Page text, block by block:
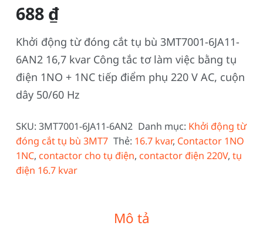
688 ₫
Khởi động từ đóng cắt tụ bù 3MT7001-6JA11-
6AN2 16,7 kvar Công tắc tơ làm việc bằng tụ
điện 1NO + 1NC tiếp điểm phụ 220 V AC, cuộn
dây 50/60 Hz
SKU: 3MT7001-6JA11-6AN2 Danh mục: Khởi động từ
đóng cắt tụ bù 3MT7 Thẻ: 16.7 kvar, Contactor 1NO
1NC, contactor cho tụ điện, contactor điện 220V, tụ
điện 16.7 kvar
Mô tả